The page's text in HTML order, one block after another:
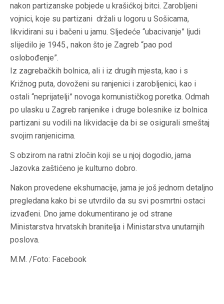
nakon partizanske pobjede u krašićkoj bitci. Zarobljeni
vojnici, koje su partizani držali u logoru u Sošicama,
likvidirani su i bačeni u jamu. Sljedeće “ubacivanje” ljudi
slijedilo je 1945., nakon što je Zagreb “pao pod
oslobođenje”.
Iz zagrebačkih bolnica, ali i iz drugih mjesta, kao i s
Križnog puta, dovoženi su ranjenici i zarobljenici, kao i
ostali “neprijatelji” novoga komunističkog poretka. Odmah
po ulasku u Zagreb ranjenike i druge bolesnike iz bolnica
partizani su vodili na likvidacije da bi se osigurali smeštaj
svojim ranjenicima.
S obzirom na ratni zločin koji se u njoj dogodio, jama
Jazovka zaštićeno je kulturno dobro.
Nakon provedene ekshumacije, jama je još jednom detaljno
pregledana kako bi se utvrdilo da su svi posmrtni ostaci
izvađeni. Dno jame dokumentirano je od strane
Ministarstva hrvatskih branitelja i Ministarstva unutarnjih
poslova.
M.M. /Foto: Facebook